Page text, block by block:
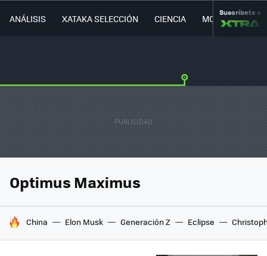
ANÁLISIS XATAKA SELECCIÓN CIENCIA MOVILIDAD
Suscríbete a
Optimus Maximus
HOY SE HABLA DE
China Elon Musk Generación Z Eclipse